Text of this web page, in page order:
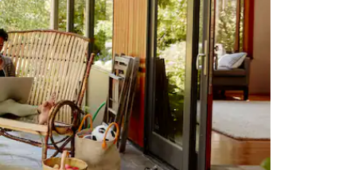
au uchunguze kwa kugusa au kutelezesha kidole kwenye ishara.